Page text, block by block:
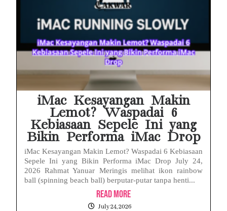
iMac Kesayangan Makin
Lemot? Waspadai 6
Kebiasaan Sepele Ini yang
Bikin Performa iMac Drop
iMac Kesayangan Makin Lemot? Waspadai 6 Kebiasaan
Sepele Ini yang Bikin Performa iMac Drop July 24,
2026 Rahmat Yanuar Meringis melihat ikon rainbow
ball (spinning beach ball) berputar-putar tanpa henti...
Read More
July 24, 2026